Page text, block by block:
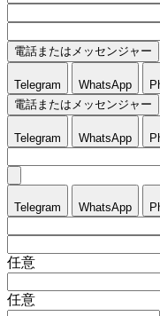
電話またはメッセンジャー
Telegram WhatsApp
電話またはメッセンジャー
Telegram WhatsApp
Telegram WhatsApp
任意
任意